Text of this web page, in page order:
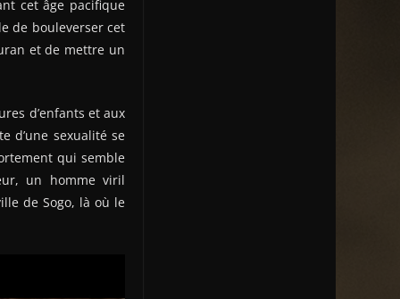
cet âge pacifique
de bouleverser cet
et de mettre un
d’enfants et aux
d’une sexualité se
qui semble
un homme viril
de Sogo, là où le